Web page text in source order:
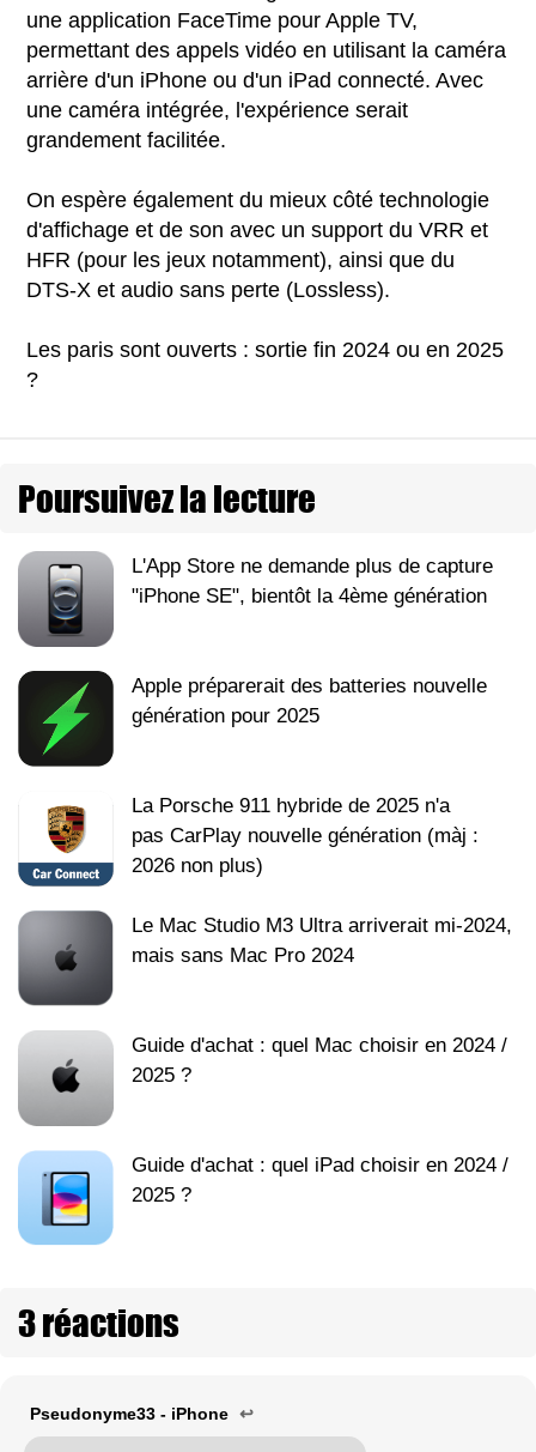
une application FaceTime pour Apple TV,
permettant des appels vidéo en utilisant la caméra
arrière d'un iPhone ou d'un iPad connecté. Avec
une caméra intégrée, l'expérience serait
grandement facilitée.
On espère également du mieux côté technologie
d'affichage et de son avec un support du VRR et
HFR (pour les jeux notamment), ainsi que du
DTS-X et audio sans perte (Lossless).
Les paris sont ouverts : sortie fin 2024 ou en 2025
?
Poursuivez la lecture
L'App Store ne demande plus de capture
"iPhone SE", bientôt la 4ème génération
Apple préparerait des batteries nouvelle
génération pour 2025
La Porsche 911 hybride de 2025 n'a
pas CarPlay nouvelle génération (màj :
2026 non plus)
Le Mac Studio M3 Ultra arriverait mi-2024,
mais sans Mac Pro 2024
Guide d'achat : quel Mac choisir en 2024 /
2025 ?
Guide d'achat : quel iPad choisir en 2024 /
2025 ?
3 réactions
Pseudonyme33 - iPhone ↩